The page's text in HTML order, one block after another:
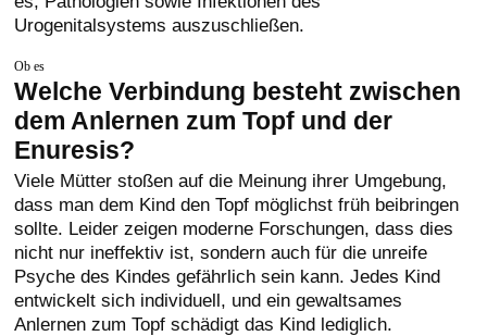
Urogenitalsystems auszuschließen.
Ob es
Welche Verbindung besteht zwischen
dem Anlernen zum Topf und der
Enuresis?
Viele Mütter stoßen auf die Meinung ihrer Umgebung,
dass man dem Kind den Topf möglichst früh beibringen
sollte. Leider zeigen moderne Forschungen, dass dies
nicht nur ineffektiv ist, sondern auch für die unreife
Psyche des Kindes gefährlich sein kann. Jedes Kind
entwickelt sich individuell, und ein gewaltsames
Anlernen zum Topf schädigt das Kind lediglich.